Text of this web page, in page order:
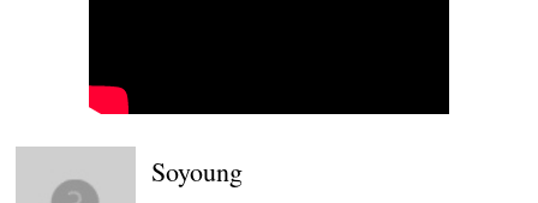
Soyoung